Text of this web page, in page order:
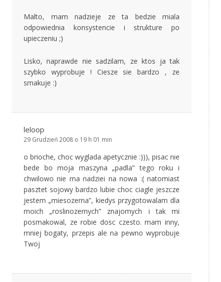
Malto, mam nadzieje ze ta bedzie miala
odpowiednia konsystencie i strukture po
upieczeniu ;)
Lisko, naprawde nie sadzilam, ze ktos ja tak
szybko wyprobuje ! Ciesze sie bardzo , ze
smakuje :)
leloop
29 Grudzień 2008 o 19 h 01 min
o brioche, choc wyglada apetycznie :))), pisac nie
bede bo moja maszyna „padla” tego roku i
chwilowo nie ma nadziei na nowa :( natomiast
pasztet sojowy bardzo lubie choc ciagle jeszcze
jestem „miesozerna”, kiedys przygotowalam dla
moich „roslinozernych” znajomych i tak mi
posmakowal, ze robie dosc czesto. mam inny,
mniej bogaty, przepis ale na pewno wyprobuje
Twoj